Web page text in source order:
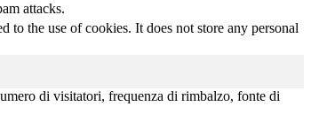
attacks.
to the use of cookies. It does not store any personal
di visitatori, frequenza di rimbalzo, fonte di